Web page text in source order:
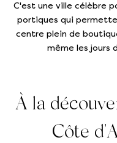
C'est une ville célèbre
portiques qui
centre plein de
même les jours
À la
Côte